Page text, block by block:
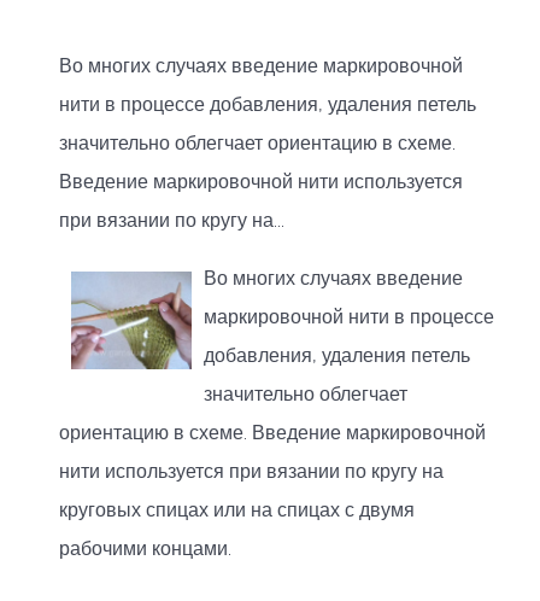
Во многих случаях введение маркировочной
нити в процессе добавления, удаления петель
значительно облегчает ориентацию в схеме.
Введение маркировочной нити используется
при вязании по кругу на...
Во многих случаях введение
маркировочной нити в процессе
добавления, удаления петель
значительно облегчает
ориентацию в схеме. Введение маркировочной
нити используется при вязании по кругу на
круговых спицах или на спицах с двумя
рабочими концами.